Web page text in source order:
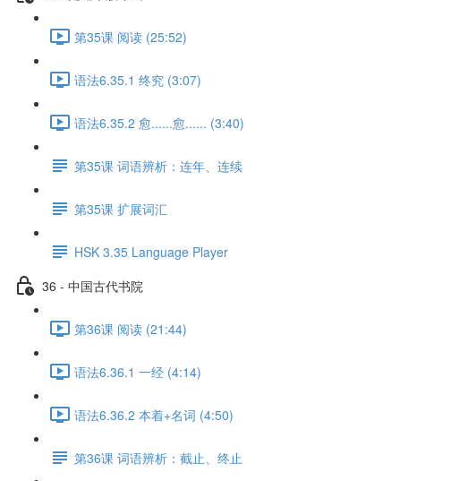
第35课 阅读 (25:52)
语法6.35.1 终究 (3:07)
语法6.35.2 愈......愈...... (3:40)
第35课 词语辨析：连年、连续
第35课 扩展词汇
HSK 3.35 Language Player
36 - 中国古代书院
第36课 阅读 (21:44)
语法6.36.1 一经 (4:14)
语法6.36.2 本着+名词 (4:50)
第36课 词语辨析：截止、终止